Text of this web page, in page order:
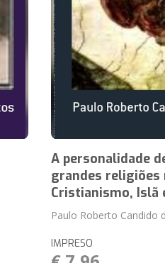
A personalidade
grandes
Cristianismo, Islã
Paulo Roberto Candido
IMPRESO